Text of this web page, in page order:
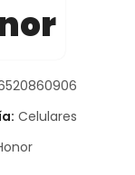
Celulares